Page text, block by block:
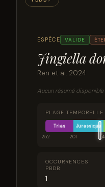
ESPÈCE VALIDE
Jingiella
Ren et al. 2024
Aucun résumé disponible
PLAGE TEMPORELLE
Trias Jurassique
252
201
OCCURRENCES
PBDB
1